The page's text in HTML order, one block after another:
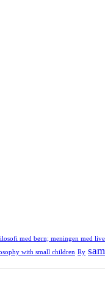
med børn; meningen med
with small children Ry